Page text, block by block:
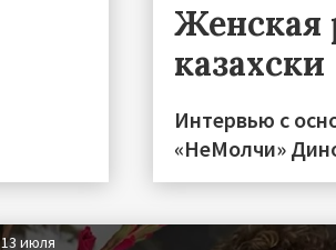
Женская
казахски
Интервью с
«НеМолчи»
13 июля